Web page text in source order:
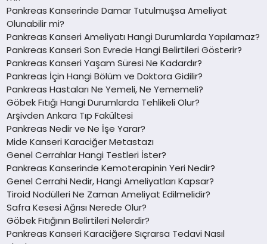
Pankreas Kanserinde Damar Tutulmuşsa Ameliyat
Olunabilir mi?
Pankreas Kanseri Ameliyatı Hangi Durumlarda Yapılamaz?
Pankreas Kanseri Son Evrede Hangi Belirtileri Gösterir?
Pankreas Kanseri Yaşam Süresi Ne Kadardır?
Pankreas İçin Hangi Bölüm ve Doktora Gidilir?
Pankreas Hastaları Ne Yemeli, Ne Yememeli?
Göbek Fıtığı Hangi Durumlarda Tehlikeli Olur?
Arşivden Ankara Tıp Fakültesi
Pankreas Nedir ve Ne İşe Yarar?
Mide Kanseri Karaciğer Metastazı
Genel Cerrahlar Hangi Testleri İster?
Pankreas Kanserinde Kemoterapinin Yeri Nedir?
Genel Cerrahi Nedir, Hangi Ameliyatları Kapsar?
Tiroid Nodülleri Ne Zaman Ameliyat Edilmelidir?
Safra Kesesi Ağrısı Nerede Olur?
Göbek Fıtığının Belirtileri Nelerdir?
Pankreas Kanseri Karaciğere Sıçrarsa Tedavi Nasıl